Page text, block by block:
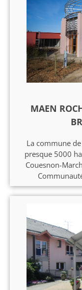
MAEN
La commune
presque 5000
Couesnon-